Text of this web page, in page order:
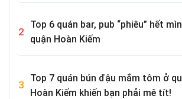
Top 6 quán bar, pub “phiêu” hết
quận Hoàn Kiếm
Top 7 quán bún đậu mắm tôm ở
Hoàn Kiếm khiến bạn phải mê tít!